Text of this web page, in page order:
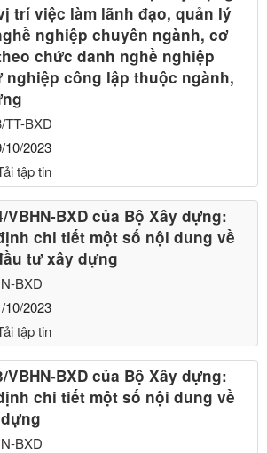
trí việc làm lãnh đạo, quản lý
nghiệp chuyên ngành, cơ
chức danh nghề nghiệp
công lập thuộc ngành,
TT-BXD
10/2023
tập tin
BXD của Bộ Xây dựng:
chi tiết một số nội dung về
tư xây dựng
BXD
10/2023
tập tin
BXD của Bộ Xây dựng:
chi tiết một số nội dung về
BXD